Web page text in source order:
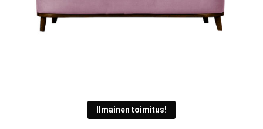
Ilmainen toimitus!